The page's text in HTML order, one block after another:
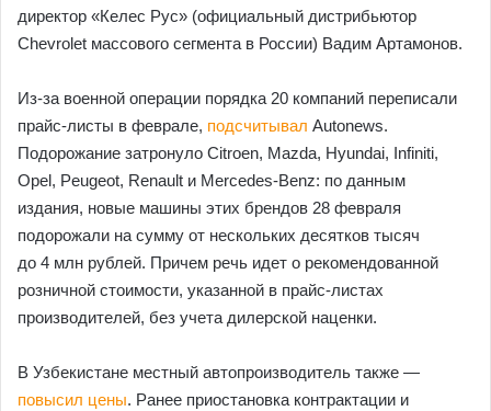
директор «Келес Рус» (официальный дистрибьютор
Chevrolet массового сегмента в России) Вадим Артамонов.
Из-за военной операции порядка 20 компаний переписали
прайс-листы в феврале, подсчитывал Autonews.
Подорожание затронуло Citroen, Mazda, Hyundai, Infiniti,
Opel, Peugeot, Renault и Mercedes-Benz: по данным
издания, новые машины этих брендов 28 февраля
подорожали на сумму от нескольких десятков тысяч
до 4 млн рублей. Причем речь идет о рекомендованной
розничной стоимости, указанной в прайс-листах
производителей, без учета дилерской наценки.
В Узбекистане местный автопроизводитель также —
повысил цены. Ранее приостановка контрактации и